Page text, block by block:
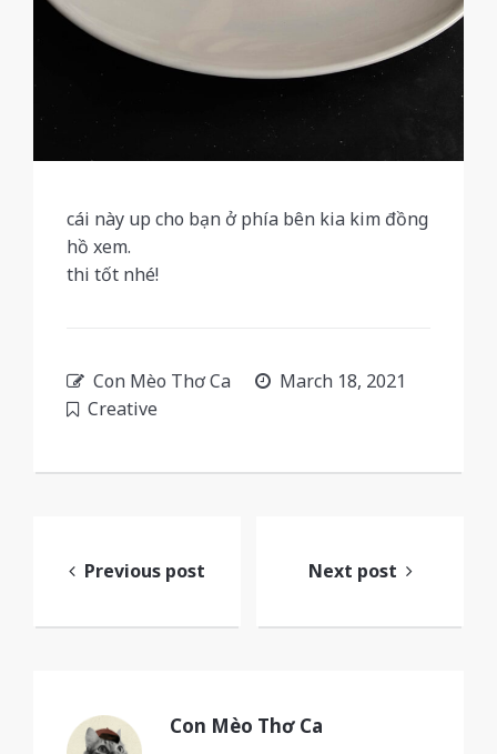
cái này up cho bạn ở phía bên kia kim đồng
hồ xem.
thi tốt nhé!
Con Mèo Thơ Ca
March 18, 2021
Creative
navigation
Previous post Next post
Con Mèo Thơ Ca